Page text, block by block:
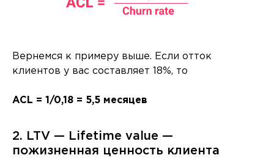
Вернемся к примеру выше. Если отток
клиентов у вас составляет 18%, то
ACL = 1/0,18 = 5,5 месяцев
2. LTV — Lifetime value —
пожизненная ценность клиента